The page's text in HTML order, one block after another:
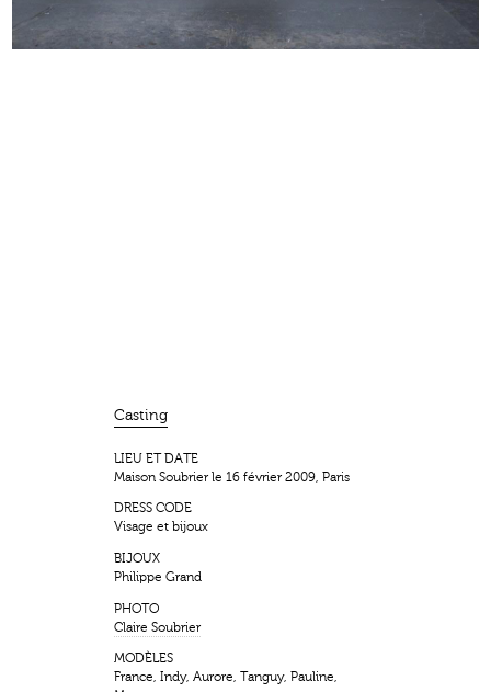
Casting
LIEU ET DATE
Maison Soubrier le 16 février 2009, Paris
DRESS CODE
Visage et bijoux
BIJOUX
Philippe Grand
PHOTO
Claire Soubrier
MODÈLES
France, Indy, Aurore, Tanguy, Pauline,